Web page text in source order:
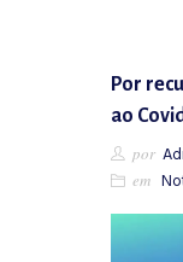
Por
ao
por
em